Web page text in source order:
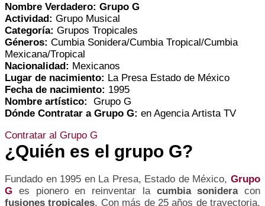
Nombre Verdadero: Grupo G
Actividad: Grupo Musical
Categoría: Grupos Tropicales
Géneros: Cumbia Sonidera/Cumbia Tropical/Cumbia
Mexicana/Tropical
Nacionalidad: Mexicanos
Lugar de nacimiento: La Presa Estado de México
Fecha de nacimiento: 1995
Nombre artístico:
Grupo G
Dónde Contratar a Grupo G: en Agencia Artista TV
Contratar al Grupo G
¿Quién es el grupo G?
Fundado en 1995 en La Presa, Estado de México, Grupo
G es pionero en reinventar la cumbia sonideracon
fusiones tropicales. Con más de 25 años de trayectoria,